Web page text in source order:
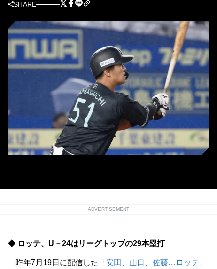
SHARE
ADVERTISEMENT
◆ ロッテ、U－24はリーグトップの29本塁打
昨年7月19日に配信した「 安田、山口、佐藤…ロッテ、